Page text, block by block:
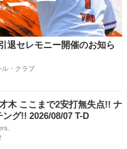
退セレモニー開催のお知ら
・クラブ
才木 ここまで2安打無失点!! ナ
ング!! 2026/08/07 T-D